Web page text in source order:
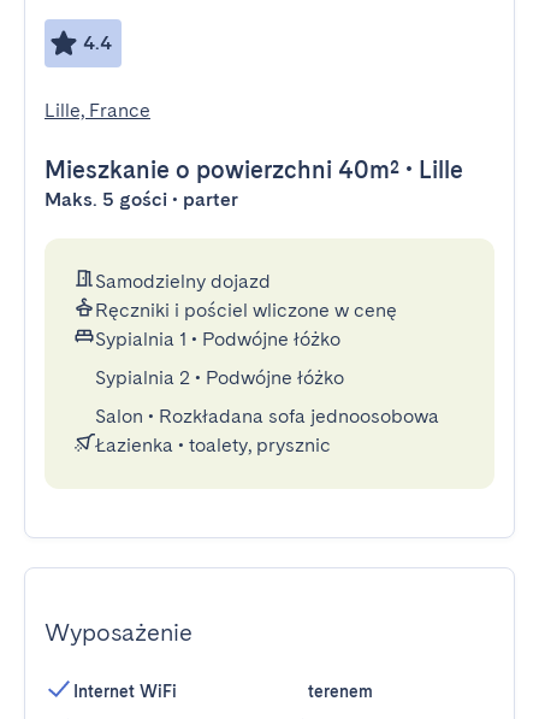
4.4
Lille, France
Mieszkanie o powierzchni 40m² • Lille
Maks. 5 gości • parter
Samodzielny dojazd
Ręczniki i pościel wliczone w cenę
Sypialnia 1 • Podwójne łóżko
Sypialnia 2 • Podwójne łóżko
Salon • Rozkładana sofa jednoosobowa
Łazienka • toalety, prysznic
Wyposażenie
Internet WiFi
terenem